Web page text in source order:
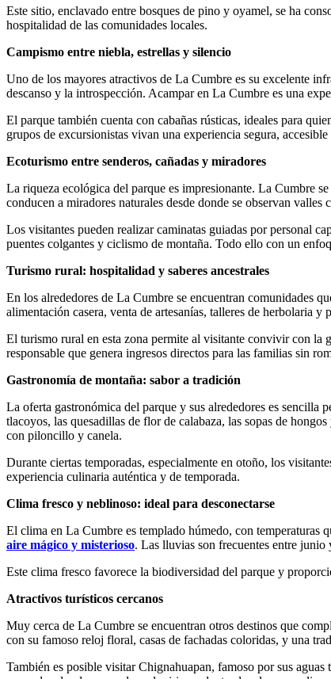
Este sitio, enclavado entre bosques de pino y oyamel, se ha
hospitalidad de las comunidades locales.
Campismo entre niebla, estrellas y silencio
Uno de los mayores atractivos de La Cumbre es su excelente
descanso y la introspección. Acampar en La Cumbre es una
El parque también cuenta con cabañas rústicas, ideales para
grupos de excursionistas vivan una experiencia segura,
Ecoturismo entre senderos, cañadas y miradores
La riqueza ecológica del parque es impresionante. La Cumbre
conducen a miradores naturales desde donde se observan
Los visitantes pueden realizar caminatas guiadas por personal
puentes colgantes y ciclismo de montaña. Todo ello con un
Turismo rural: hospitalidad y saberes ancestrales
En los alrededores de La Cumbre se encuentran comunidades
alimentación casera, venta de artesanías, talleres de herbolaria
El turismo rural en esta zona permite al visitante convivir con la
responsable que genera ingresos directos para las familias sin
Gastronomía de montaña: sabor a tradición
La oferta gastronómica del parque y sus alrededores es
tlacoyos, las quesadillas de flor de calabaza, las sopas de
con piloncillo y canela.
Durante ciertas temporadas, especialmente en otoño, los
experiencia culinaria auténtica y de temporada.
Clima fresco y neblinoso: ideal para desconectarse
El clima en La Cumbre es templado húmedo, con temperaturas
aire mágico y misterioso. Las lluvias son frecuentes entre junio
Este clima fresco favorece la biodiversidad del parque y
Atractivos turísticos cercanos
Muy cerca de La Cumbre se encuentran otros destinos que
con su famoso reloj floral, casas de fachadas coloridas, y una
También es posible visitar Chignahuapan, famoso por sus